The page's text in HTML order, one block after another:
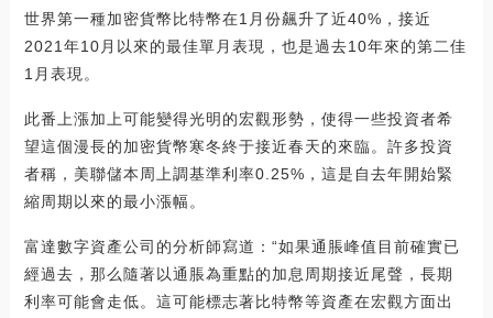
世界第一種加密貨幣比特幣在1月份飆升了近40%，接近
2021年10月以來的最佳單月表現，也是過去10年來的第二佳
1月表現。
此番上漲加上可能變得光明的宏觀形勢，使得一些投資者希
望這個漫長的加密貨幣寒冬終于接近春天的來臨。許多投資
者稱，美聯儲本周上調基準利率0.25%，這是自去年開始緊
縮周期以來的最小漲幅。
富達數字資產公司的分析師寫道：“如果通脹峰值目前確實已
經過去，那么隨著以通脹為重點的加息周期接近尾聲，長期
利率可能會走低。這可能標志著比特幣等資產在宏觀方面出